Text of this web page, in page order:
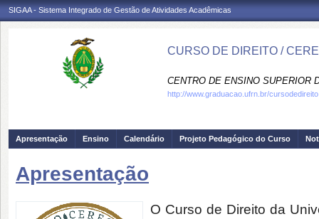
SIGAA - Sistema Integrado de Gestão de Atividades Acadêmicas
CURSO DE DIREITO /
CENTRO DE ENSINO SUPERIOR
http://www.graduacao.ufrn.br/cursodedireito
Apresentação Ensino Calendário Projeto Pedagógico do Curso
Apresentação
O Curso de Direito da